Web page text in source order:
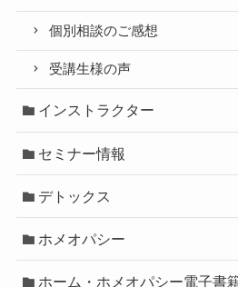
個別相談のご感想
受講生様の声
インストラクター
セミナー情報
デトックス
ホメオパシー
ホーム・ホメオパシー電子書